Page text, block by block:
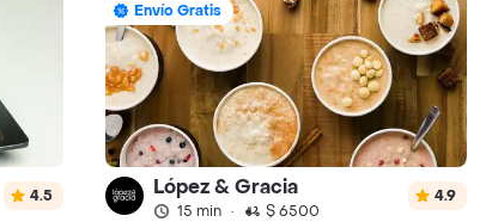
4.5
Envío Gratis
López & Gracia
15 min · $ 6500
4.9